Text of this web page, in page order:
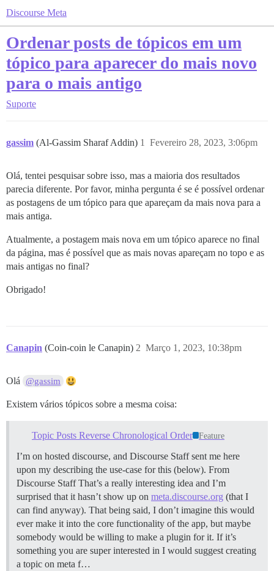
Discourse Meta
Ordenar posts de tópicos em um
tópico para aparecer do mais novo
para o mais antigo
Suporte
gassim (Al-Gassim Sharaf Addin) Fevereiro 28, 2023, 3:06pm
1
Olá, tentei pesquisar sobre isso, mas a maioria dos resultados
parecia diferente. Por favor, minha pergunta é se é possível ordenar
as postagens de um tópico para que apareçam da mais nova para a
mais antiga.
Atualmente, a postagem mais nova em um tópico aparece no final
da página, mas é possível que as mais novas apareçam no topo e as
mais antigas no final?
Obrigado!
Canapin (Coin-coin le Canapin) Março 1, 2023, 10:38pm
2
Olá @gassim
Existem vários tópicos sobre a mesma coisa:
Topic Posts Reverse Chronological Order Feature
I’m on hosted discourse, and Discourse Staff sent me here
upon my describing the use-case for this (below). From
Discourse Staff That’s a really interesting idea and I’m
surprised that it hasn’t show up on meta.discourse.org (that I
can find anyway). That being said, I don’t imagine this would
ever make it into the core functionality of the app, but maybe
somebody would be willing to make a plugin for it. If it’s
something you are super interested in I would suggest creating
a topic on meta f…